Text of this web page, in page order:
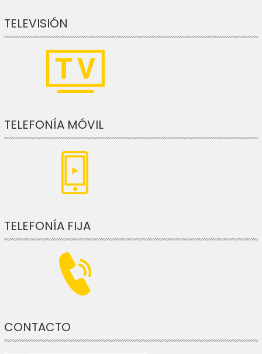
TELEVISIÓN
TELEFONÍA MÓVIL
TELEFONÍA FIJA
CONTACTO